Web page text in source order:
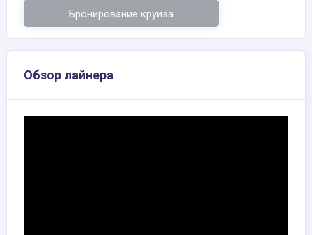
Бронирование круиза
Обзор лайнера